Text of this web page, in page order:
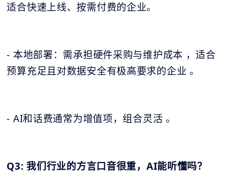
适合快速上线、按需付费的企业。
- 本地部署：需承担硬件采购与维护成本 ，适合
预算充足且对数据安全有极高要求的企业 。
- AI和话费通常为增值项，组合灵活 。
Q3: 我们行业的方言口音很重，AI能听懂吗？